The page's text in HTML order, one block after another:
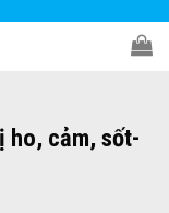
ho, cảm, sốt-